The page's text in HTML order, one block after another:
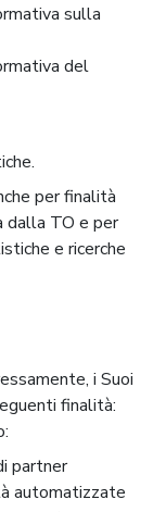
sulla
del
per finalità
TO e per
e ricerche
i Suoi
finalità:
partner
automatizzate